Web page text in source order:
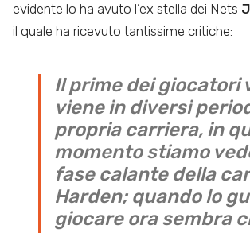
evidente lo ha avuto l’ex stella dei Nets
il quale ha ricevuto tantissime critiche:
Il prime dei giocatori
viene in diversi
propria carriera, in
momento stiamo
fase calante della
Harden; quando lo
giocare ora sembra